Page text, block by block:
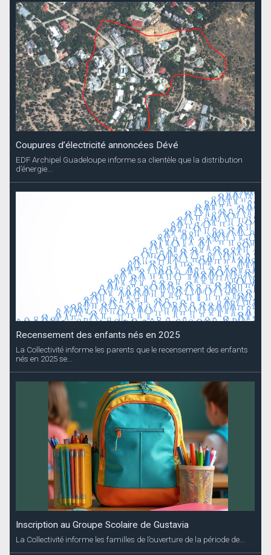
Coupures d’électricité annoncées Dévé
EDF Archipel Guadeloupe informe sa clientèle que la distribution
d’énergie...
Recensement des enfants nés en 2025
La Collectivité informe les parents que le recensement des enfants
nés en 2025 se...
Inscription au Groupe Scolaire de Gustavia
La Collectivité informe les familles de l’ouverture de la période de...